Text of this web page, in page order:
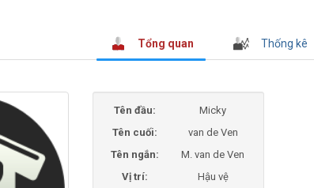
Tổng quan Thống kê
Tên đầu:
Micky
Tên cuối:
van de Ven
Tên ngắn:
M. van de Ven
Vị trí:
Hậu vệ